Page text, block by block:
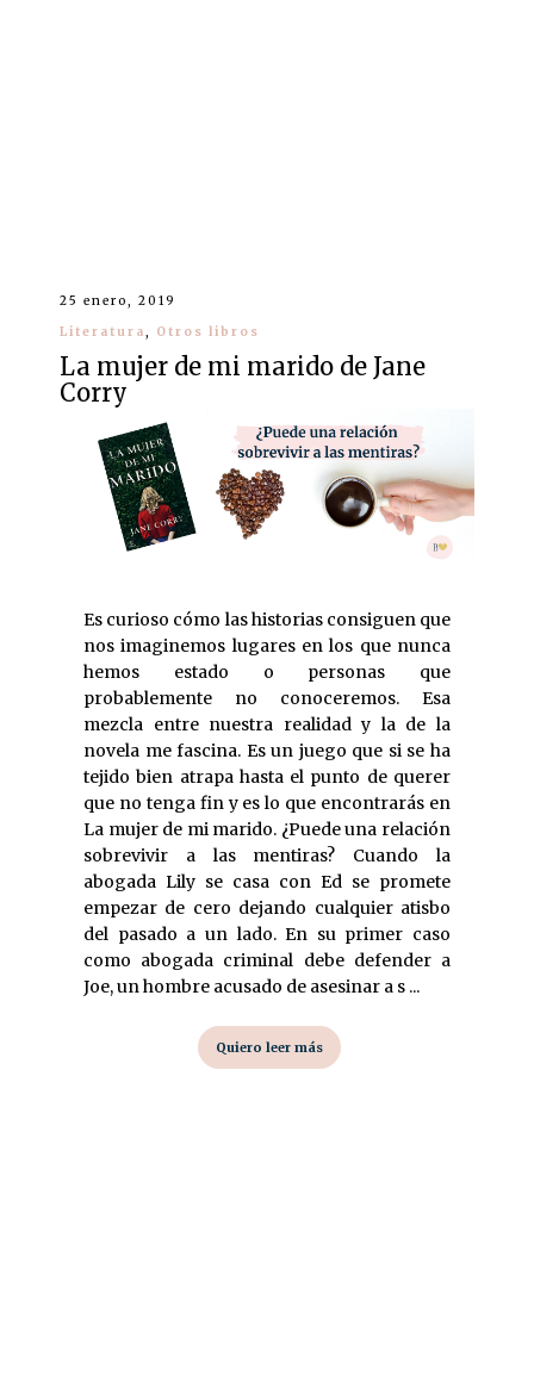
25 enero, 2019
Literatura, Otros libros
La mujer de mi marido de Jane
Corry
Es curioso cómo las historias consiguen que
nos imaginemos lugares en los que nunca
hemos estado o personas que
probablemente no conoceremos. Esa
mezcla entre nuestra realidad y la de la
novela me fascina. Es un juego que si se ha
tejido bien atrapa hasta el punto de querer
que no tenga fin y es lo que encontrarás en
La mujer de mi marido. ¿Puede una relación
sobrevivir a las mentiras? Cuando la
abogada Lily se casa con Ed se promete
empezar de cero dejando cualquier atisbo
del pasado a un lado. En su primer caso
como abogada criminal debe defender a
Joe, un hombre acusado de asesinar a s ...
Quiero leer más